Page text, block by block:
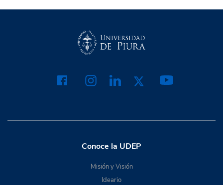
Conoce la UDEP
Misión y Visión
Ideario